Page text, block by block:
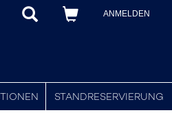
ANMELDEN
STANDRESERVIERUNG